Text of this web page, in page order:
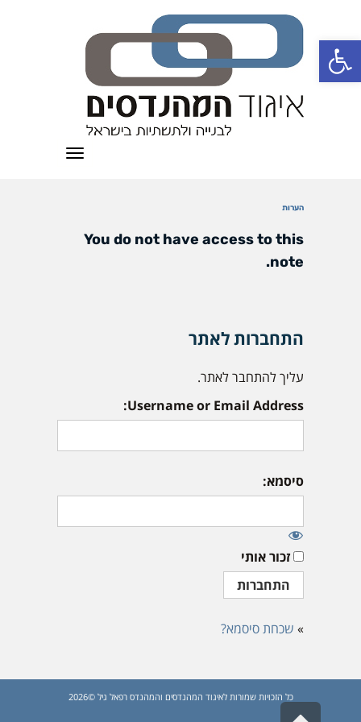
פתח סרגל נגישות
תפריט
הערות
You do not have access to this
note.
התחברות לאתר
עליך להתחבר לאתר.
Username or Email Address:
סיסמא:
זכור אותי
» שכחת סיסמא?
כל הזכויות שמורות לאיגוד המהנדסים והמהנדס רפאל גיל ©2026